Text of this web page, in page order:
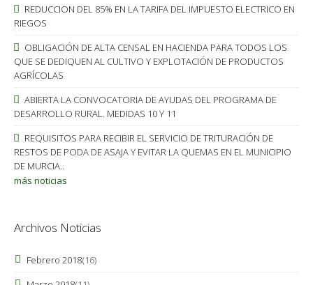
REDUCCION DEL 85% EN LA TARIFA DEL IMPUESTO ELECTRICO EN
RIEGOS
OBLIGACIÓN DE ALTA CENSAL EN HACIENDA PARA TODOS LOS
QUE SE DEDIQUEN AL CULTIVO Y EXPLOTACIÓN DE PRODUCTOS
AGRÍCOLAS
ABIERTA LA CONVOCATORIA DE AYUDAS DEL PROGRAMA DE
DESARROLLO RURAL. MEDIDAS 10 Y 11
REQUISITOS PARA RECIBIR EL SERVICIO DE TRITURACIÓN DE
RESTOS DE PODA DE ASAJA Y EVITAR LA QUEMAS EN EL MUNICIPIO
DE MURCIA..
más noticias
Archivos Noticias
Febrero 2018(16)